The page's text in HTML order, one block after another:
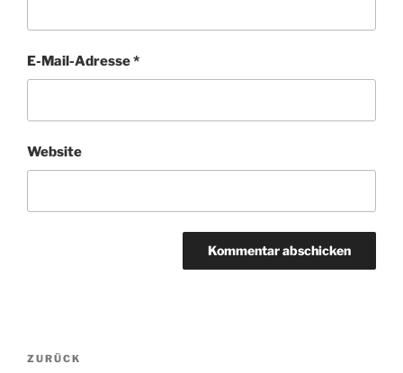
E-Mail-Adresse*
Website
Beitragsnavigation
Vorheriger
ZURÜCK